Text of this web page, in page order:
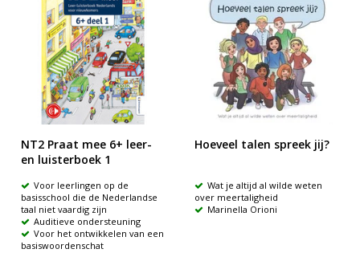
NT2 Praat mee 6+ leer-
en luisterboek 1
Voor leerlingen op de
basisschool die de Nederlandse
taal niet vaardig zijn
Auditieve ondersteuning
Voor het ontwikkelen van een
basiswoordenschat
Hoeveel talen spreek jij?
Wat je altijd al wilde weten
over meertaligheid
Marinella Orioni